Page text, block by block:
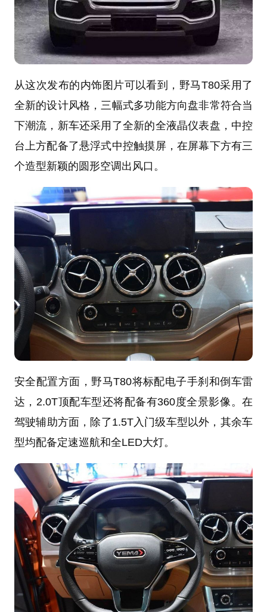
从这次发布的内饰图片可以看到，野马T80采用了
全新的设计风格，三幅式多功能方向盘非常符合当
下潮流，新车还采用了全新的全液晶仪表盘，中控
台上方配备了悬浮式中控触摸屏，在屏幕下方有三
个造型新颖的圆形空调出风口。
安全配置方面，野马T80将标配电子手刹和倒车雷
达，2.0T顶配车型还将配备有360度全景影像。在
驾驶辅助方面，除了1.5T入门级车型以外，其余车
型均配备定速巡航和全LED大灯。